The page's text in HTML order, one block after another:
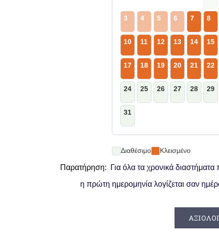
3 4 5 6 7 8
10 11 12 13 14 15
17 18 19 20 21 22
24 25 26 27 28 29
31
Διαθέσιμο Κλεισμένο
Παρατήρηση:
Για όλα τα χρονικά
η πρώτη ημερομηνία λογίζεται σαν